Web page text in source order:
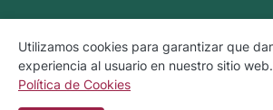
Aviso Legal Aviso de Privacidad
Utilizamos cookies para garantizar que
experiencia al usuario en nuestro sitio web.
Política de Cookies